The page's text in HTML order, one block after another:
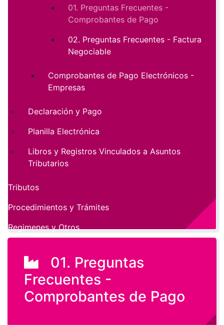
01. Preguntas
Frecuentes -
Comprobantes de Pago
01. Preguntas Frecuentes -
Comprobantes de Pago
02. Preguntas Frecuentes - Factura
Negociable
Comprobantes de Pago Electrónicos -
Empresas
Declaración y Pago
Planilla Electrónica
Libros y Registros Vinculados a Asuntos
Tributarios
Tributos
Procedimientos y Trámites
Regimenes y Otros